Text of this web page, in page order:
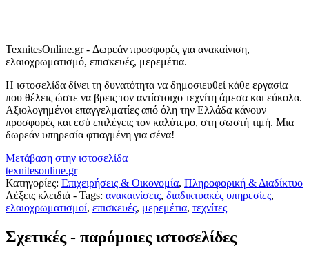
TexnitesOnline.gr - Δωρεάν προσφορές για ανακαίνιση,
ελαιοχρωματισμό, επισκευές, μερεμέτια.
Η ιστοσελίδα δίνει τη δυνατότητα να δημοσιευθεί κάθε εργασία
που θέλεις ώστε να βρεις τον αντίστοιχο τεχνίτη άμεσα και εύκολα.
Αξιολογημένοι επαγγελματίες από όλη την Ελλάδα κάνουν
προσφορές και εσύ επιλέγεις τον καλύτερο, στη σωστή τιμή. Μια
δωρεάν υπηρεσία φτιαγμένη για σένα!
Μετάβαση στην ιστοσελίδα
texnitesonline.gr
Κατηγορίες: Επιχειρήσεις & Οικονομία, Πληροφορική & Διαδίκτυο
Λέξεις κλειδιά - Tags: ανακαινίσεις, διαδικτυακές υπηρεσίες,
ελαιοχρωματισμοί, επισκευές, μερεμέτια, τεχνίτες
Σχετικές - παρόμοιες ιστοσελίδες